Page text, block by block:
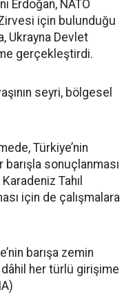
Erdoğan, NATO
için bulunduğu
Ukrayna Devlet
gerçekleştirdi.
seyri, bölgesel
Türkiye’nin
barışla sonuçlanması
Tahıl
için de çalışmalara
barışa zemin
her türlü girişime